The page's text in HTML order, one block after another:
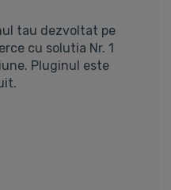
tau dezvoltat pe
cu solutia Nr. 1
Pluginul este